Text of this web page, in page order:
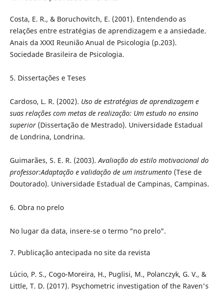
Costa, E. R., & Boruchovitch, E. (2001). Entendendo as
relações entre estratégias de aprendizagem e a ansiedade.
Anais da XXXI Reunião Anual de Psicologia (p.203).
Sociedade Brasileira de Psicologia.
5. Dissertações e Teses
Cardoso, L. R. (2002). Uso de estratégias de aprendizagem e
suas relações com metas de realização: Um estudo no ensino
superior(Dissertação de Mestrado). Universidade Estadual
de Londrina, Londrina.
Guimarães, S. E. R. (2003).Avaliação do estilo motivacional do
professor:Adaptação e validação de um instrumento(Tese de
Doutorado). Universidade Estadual de Campinas, Campinas.
6. Obra no prelo
No lugar da data, insere-se o termo "no prelo".
7. Publicação antecipada no site da revista
Lúcio, P. S., Cogo-Moreira, H., Puglisi, M., Polanczyk, G. V., &
Little, T. D. (2017). Psychometric investigation of the Raven's